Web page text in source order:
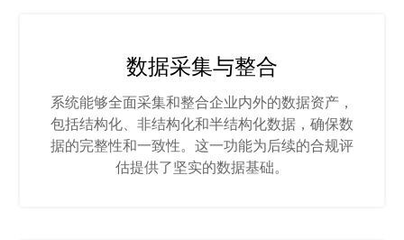
数据采集与整合
系统能够全面采集和整合企业内外的数据资产，
包括结构化、非结构化和半结构化数据，确保数
据的完整性和一致性。这一功能为后续的合规评
估提供了坚实的数据基础。